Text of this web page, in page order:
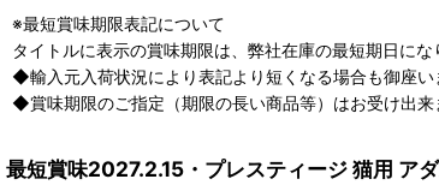
※最短賞味期限表記について
タイトルに表示の賞味期限は、弊社在庫の最短期日に
◆輸入元入荷状況により表記より短くなる場合も御座い
◆賞味期限のご指定（期限の長い商品等）はお受け出来
最短賞味2027.2.15・プレスティージ 猫用